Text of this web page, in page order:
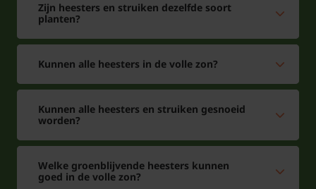
Zijn heesters en struiken dezelfde soort
planten?
Kunnen alle heesters in de volle zon?
Kunnen alle heesters en struiken gesnoeid
worden?
Welke groenblijvende heesters kunnen
goed in de volle zon?